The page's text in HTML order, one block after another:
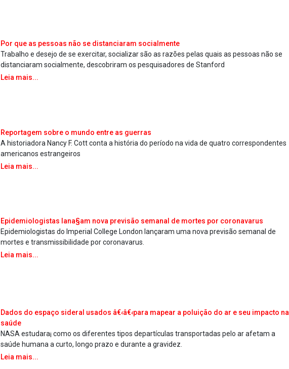
Por que as pessoas não se distanciaram socialmente
Trabalho e desejo de se exercitar, socializar são as razões pelas quais as pessoas não se
distanciaram socialmente, descobriram os pesquisadores de Stanford
Leia mais...
Reportagem sobre o mundo entre as guerras
A historiadora Nancy F. Cott conta a história do período na vida de quatro correspondentes
americanos estrangeiros
Leia mais...
Epidemiologistas lana§am nova previsão semanal de mortes por coronava­rus
Epidemiologistas do Imperial College London lançaram uma nova previsão semanal de
mortes e transmissibilidade por coronava­rus.
Leia mais...
Dados do espaço sideral usados â€‹â€‹para mapear a poluição do ar e seu impacto na
saúde
NASA estudara¡ como os diferentes tipos departículas transportadas pelo ar afetam a
saúde humana a curto, longo prazo e durante a gravidez.
Leia mais...